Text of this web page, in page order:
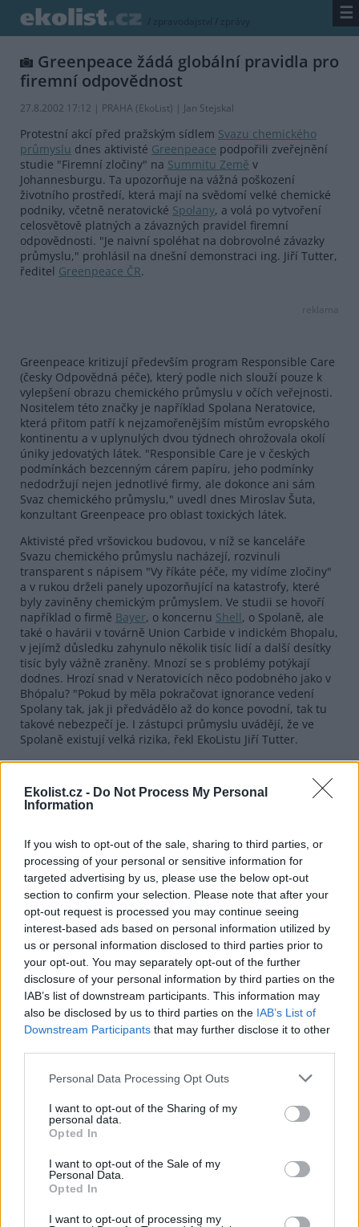
Ekolist.cz - Do Not Process My Personal
Information
If you wish to opt-out of the sale, sharing to third parties, or
processing of your personal or sensitive information for
targeted advertising by us, please use the below opt-out
section to confirm your selection. Please note that after your
opt-out request is processed you may continue seeing
interest-based ads based on personal information utilized by
us or personal information disclosed to third parties prior to
your opt-out. You may separately opt-out of the further
disclosure of your personal information by third parties on the
IAB’s list of downstream participants. This information may
also be disclosed by us to third parties on the IAB’s List of
Downstream Participants that may further disclose it to other
Personal Data Processing Opt Outs
I want to opt-out of the Sharing of my
personal data.
Opted In
I want to opt-out of the Sale of my
Personal Data.
Opted In
I want to opt-out of processing my
/ zpravodajství / zprávy ☰
Greenpeace žádá globální pravidla pro
firemní odpovědnost
27.8.2002 17:12 | PRAHA (EkoList) | Jan Stejskal
Protestní akcí před pražským sídlem Svazu chemického
průmyslu dnes aktivisté Greenpeace podpořili zveřejnění
studie "Firemní zločiny" na Summitu Země v
Johannesburgu. Ta upozorňuje na vážná poškození
životního prostředí, která mají na svědomí velké chemické
podniky, včetně neratovické Spolany, a volá po vytvoření
celosvětově platných a závazných pravidel firemní
odpovědnosti. "Je naivní spoléhat na dobrovolné závazky
průmyslu," prohlásil na dnešní demonstraci ing. Jiří Tutter,
ředitel Greenpeace ČR.
reklama
Greenpeace kritizují především program Responsible Care
(česky Odpovědná péče), který podle nich slouží pouze k
vylepšení obrazu chemického průmyslu v očích veřejnosti.
Nositelem této značky je například Spolana Neratovice,
která přitom patří k nejzamořenějším místům evropského
kontinentu a v uplynulých dvou týdnech ohrožovala okolí
úniky jedovatých látek. "Responsible Care je v českých
podmínkách bezcenným cárem papíru, jeho podmínky
nedodržují nejen jednotlivé firmy, ale dokonce ani sám
Svaz chemického průmyslu," uvedl dnes Miroslav Šuta,
konzultant Greenpeace pro oblast toxických látek.
Aktivisté před vršovickou budovou, v níž se kanceláře
Svazu chemického průmyslu nacházejí, rozvinuli
transparent s nápisem "Vy říkáte péče, my vidíme zločiny"
a v rukou drželi panely upozorňující na katastrofy, které
byly zaviněny chemickým průmyslem. Ve studii se hovoří
například o firmě Bayer, o koncernu Shell, o Spolaně, ale
také o havárii v továrně Union Carbide v indickém Bhopalu,
v jejímž důsledku zahynulo několik tisíc lidí a další desítky
tisíc byly vážně zraněny. Mnozí se s problémy potýkají
dodnes. Hrozí snad v Neratovicích něco podobného jako v
Bhópalu? "Pokud by měla pokračovat ignorance vedení
Spolany tak, jak ji předvádělo až do konce povodní, tak tu
takové nebezpečí je. I zástupci průmyslu uvádějí, že ve
Spolaně existují velká rizika, řekl EkoListu Jiří Tutter.
Po asi půlhodině postávání se zástupci Greenpeace
pokusili vedení Svazu chemického průmyslu předat dopis,
v němž ho vyzývají k ukončení programu Responsible Care.
Nikdo se s nimi ovšem setkat nechtěl a až po dalších asi
sekretariátu svazu ing. František Dvořák s tím, že ho vedení
předá a to se nad ním jistě zamyslí. Mezitím na místo
dorazila správcem budovy přivolaná hlídka městské
policie, která aktivisty s transparenty vykázala do
vzdálenosti přibližně 30 metrů od budovy.
reklama